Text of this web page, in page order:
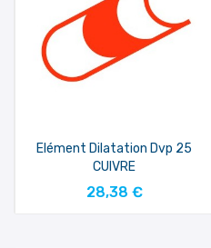
Elément Dilatation Dvp 25
CUIVRE
28,38 €